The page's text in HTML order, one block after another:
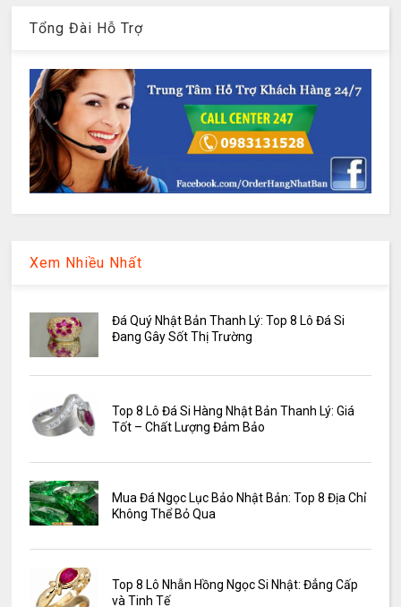
Tổng Đài Hỗ Trợ
Xem Nhiều Nhất
Đá Quý Nhật Bản Thanh Lý: Top 8 Lô Đá Si
Đang Gây Sốt Thị Trường
Top 8 Lô Đá Si Hàng Nhật Bản Thanh Lý: Giá
Tốt – Chất Lượng Đảm Bảo
Mua Đá Ngọc Lục Bảo Nhật Bản: Top 8 Địa Chỉ
Không Thể Bỏ Qua
Top 8 Lô Nhẫn Hồng Ngọc Si Nhật: Đẳng Cấp
và Tinh Tế